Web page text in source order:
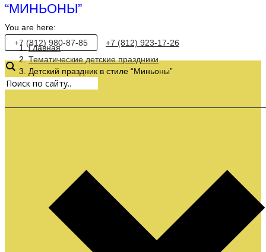
“МИНЬОНЫ”
You are here:
Главная
Тематические детские праздники
Детский праздник в стиле “Миньоны”
+7 (812) 980-87-85 +7 (812) 923-17-26